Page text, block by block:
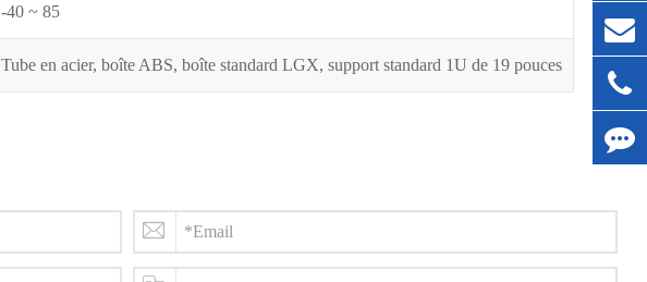
-40 ~ 85
Tube en acier, boîte ABS, boîte standard LGX, support standard 1U de 19 pouces